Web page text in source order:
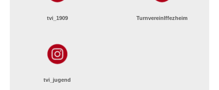
tvi_1909 TurnvereinIffezheim
tvi_jugend